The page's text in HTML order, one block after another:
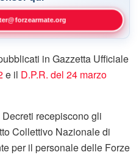
in Gazzetta Ufficiale
e il D.P.R. del 24 marzo
recepiscono gli
Collettivo Nazionale di
per il personale delle Forze